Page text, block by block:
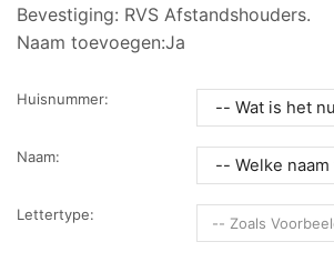
Bevestiging: RVS Afstandshouders.
Naam toevoegen:Ja
Huisnummer:
Naam:
Lettertype: